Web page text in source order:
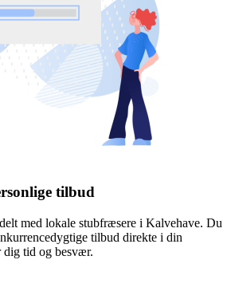
tilbud
med lokale stubfræsere i Kalvehave. Du
tilbud direkte i din
dig tid og besvær.